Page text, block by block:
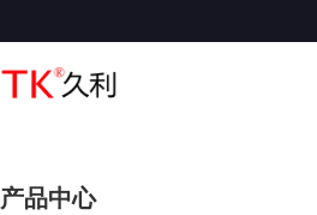
产品中心